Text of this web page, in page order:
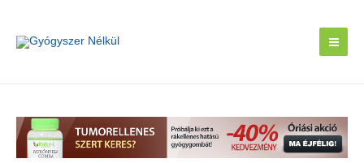
content